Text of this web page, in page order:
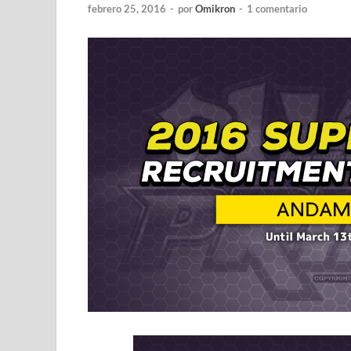
febrero 25, 2016 - porOmikron - 1 comentario